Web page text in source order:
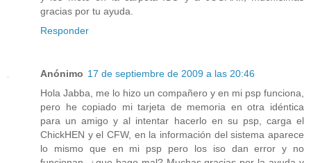
gracias por tu ayuda.
Responder
Anónimo 17 de septiembre de 2009 a las 20:46
Hola Jabba, me lo hizo un compañero y en mi psp funciona,
pero he copiado mi tarjeta de memoria en otra idéntica
para un amigo y al intentar hacerlo en su psp, carga el
ChickHEN y el CFW, en la información del sistema aparece
lo mismo que en mi psp pero los iso dan error y no